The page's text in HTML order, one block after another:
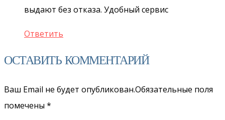
выдают без отказа. Удобный сервис
Ответить
ОСТАВИТЬ КОММЕНТАРИЙ
Ваш Email не будет опубликован.Обязательные поля
помечены *